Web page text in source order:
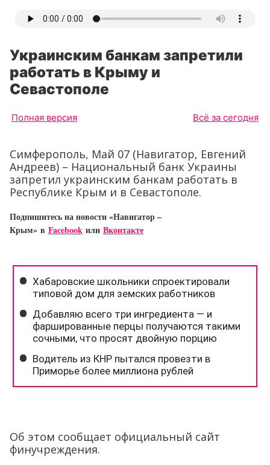
Украинским банкам запретили
работать в Крыму и
Севастополе
Полная версия Всё за сегодня
Симферополь, Май 07 (Навигатор, Евгений
Андреев) – Национальный банк Украины
запретил украинским банкам работать в
Республике Крым и в Севастополе.
Подпишитесь на новости «Навигатор –
Крым» в Facebook или Вконтакте
Об этом сообщает официальный сайт
финучреждения.